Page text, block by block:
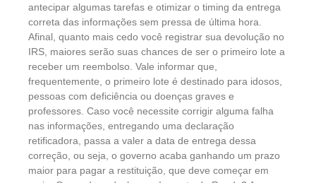
antecipar algumas tarefas e otimizar o timing da entrega
correta das informações sem pressa de última hora.
Afinal, quanto mais cedo você registrar sua devolução no
IRS, maiores serão suas chances de ser o primeiro lote a
receber um reembolso. Vale informar que,
frequentemente, o primeiro lote é destinado para idosos,
pessoas com deficiência ou doenças graves e
professores. Caso você necessite corrigir alguma falha
nas informações, entregando uma declaração
retificadora, passa a valer a data de entrega dessa
correção, ou seja, o governo acaba ganhando um prazo
maior para pagar a restituição, que deve começar em